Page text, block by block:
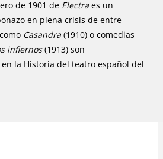
de 1901 de Electra es un
en plena crisis de entre
Casandra (1910) o comedias
infiernos(1913) son
la Historia del teatro español del